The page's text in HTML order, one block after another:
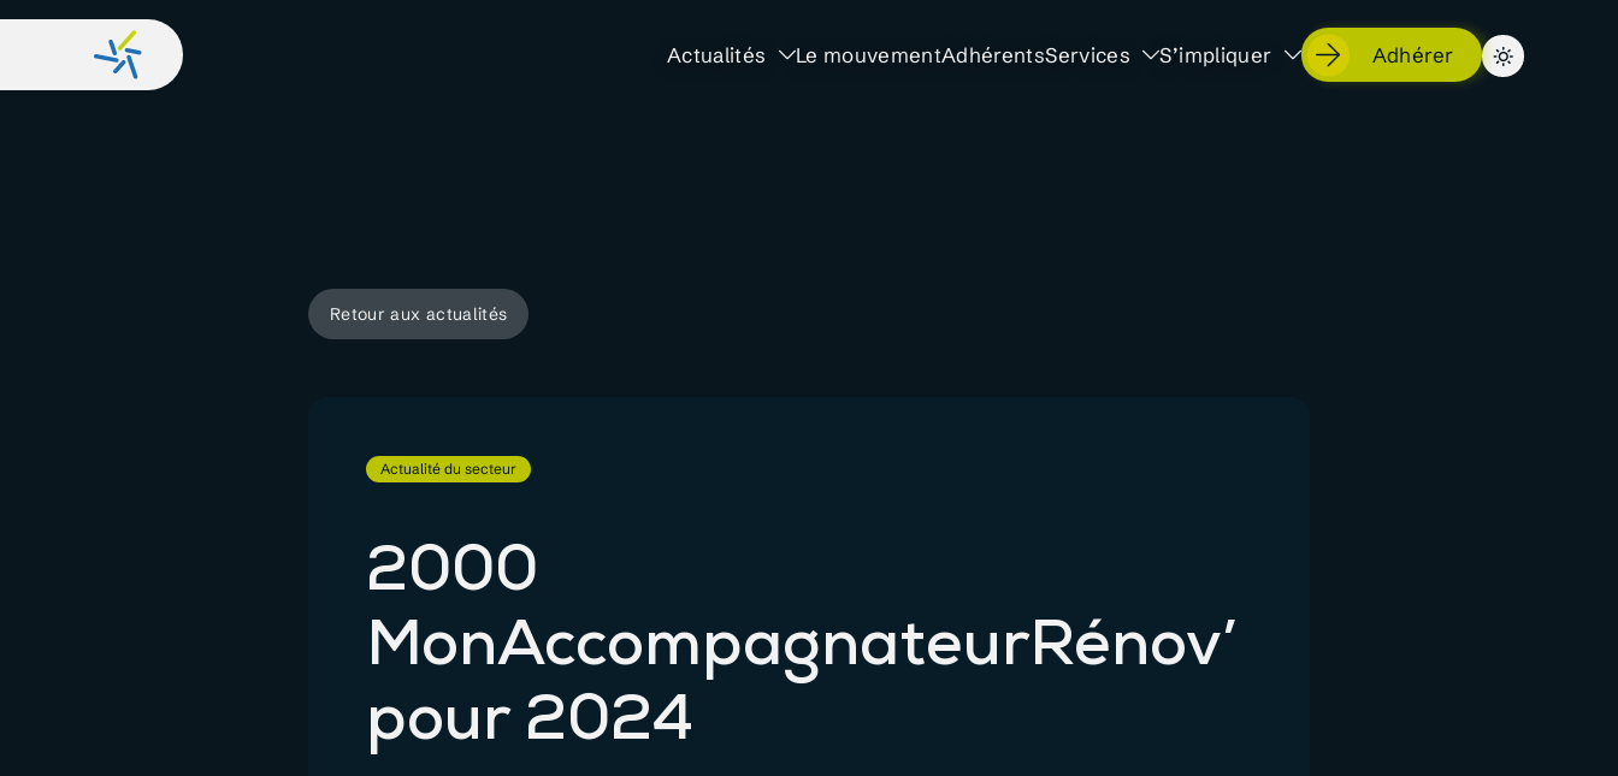
Actualités Le mouvementAdhérentsServices S’impliquer Adhérer
Retour aux actualités
Actualité du secteur
2000
MonAccompagnateurRénov’
pour 2024